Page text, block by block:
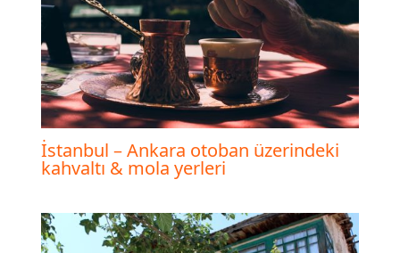
İstanbul – Ankara otoban üzerindeki
kahvaltı & mola yerleri